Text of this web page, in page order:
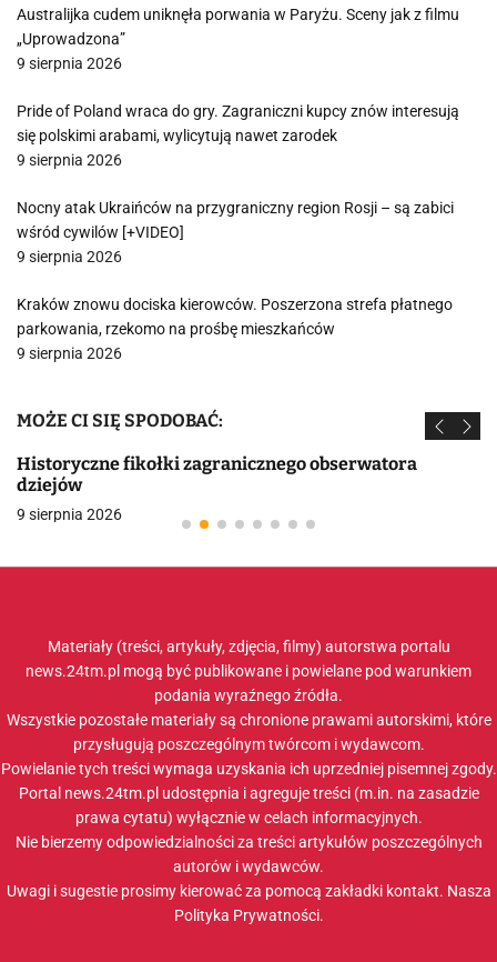
Australijka cudem uniknęła porwania w Paryżu. Sceny jak z filmu
„Uprowadzona”
9 sierpnia 2026
Pride of Poland wraca do gry. Zagraniczni kupcy znów interesują
się polskimi arabami, wylicytują nawet zarodek
9 sierpnia 2026
Nocny atak Ukraińców na przygraniczny region Rosji – są zabici
wśród cywilów [+VIDEO]
9 sierpnia 2026
Kraków znowu dociska kierowców. Poszerzona strefa płatnego
parkowania, rzekomo na prośbę mieszkańców
9 sierpnia 2026
MOŻE CI SIĘ SPODOBAĆ:
Historyczne fikołki zagranicznego obserwatora
dziejów
9 sierpnia 2026
Materiały (treści, artykuły, zdjęcia, filmy) autorstwa portalu
news.24tm.pl mogą być publikowane i powielane pod warunkiem
podania wyraźnego źródła.
Wszystkie pozostałe materiały są chronione prawami autorskimi, które
przysługują poszczególnym twórcom i wydawcom.
Powielanie tych treści wymaga uzyskania ich uprzedniej pisemnej zgody.
Portal news.24tm.pl udostępnia i agreguje treści (m.in. na zasadzie
prawa cytatu) wyłącznie w celach informacyjnych.
Nie bierzemy odpowiedzialności za treści artykułów poszczególnych
autorów i wydawców.
Uwagi i sugestie prosimy kierować za pomocą zakładki kontakt. Nasza
Polityka Prywatności.